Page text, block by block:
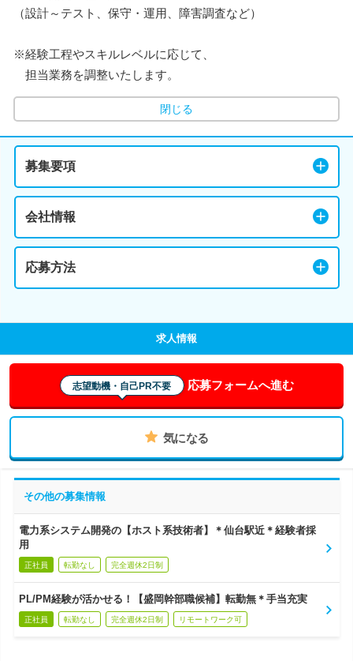
（設計～テスト、保守・運用、障害調査など）
※経験工程やスキルレベルに応じて、
担当業務を調整いたします。
閉じる
募集要項
会社情報
応募方法
求人情報
志望動機・自己PR不要 応募フォームへ進む
気になる
その他の募集情報
電力系システム開発の【ホスト系技術者】＊仙台駅近＊経験者採
用
正社員 転勤なし 完全週休2日制
PL/PM経験が活かせる！【盛岡幹部職候補】転勤無＊手当充実
正社員 転勤なし 完全週休2日制 リモートワーク可